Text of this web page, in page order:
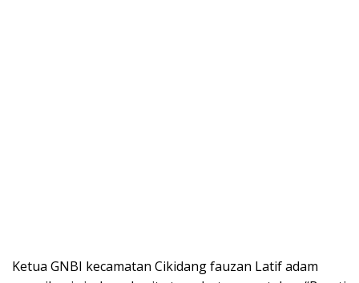
Ketua GNBI kecamatan Cikidang fauzan Latif adam